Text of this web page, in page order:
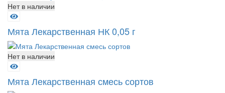
Нет в наличии
Мята Лекарственная НК 0,05 г
Нет в наличии
Мята Лекарственная смесь сортов